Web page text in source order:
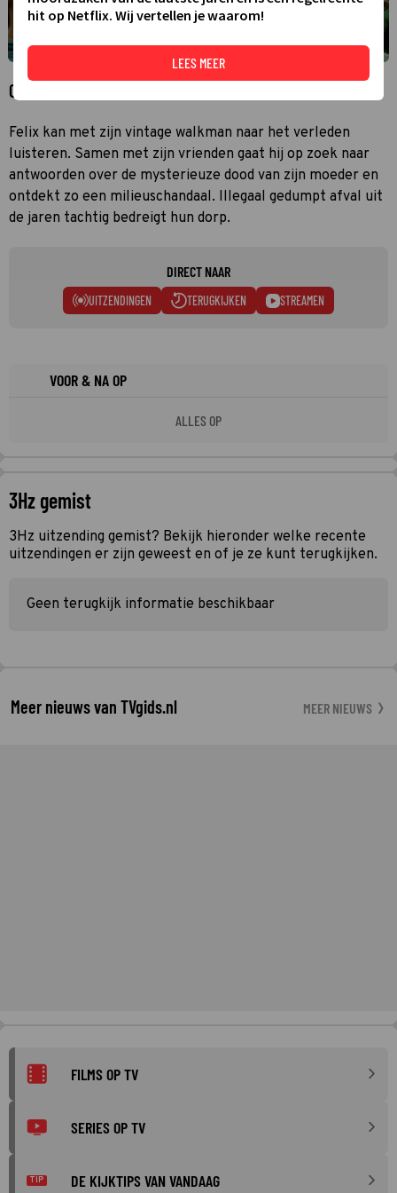
Over 3Hz
Felix kan met zijn vintage walkman naar het verleden
luisteren. Samen met zijn vrienden gaat hij op zoek naar
antwoorden over de mysterieuze dood van zijn moeder en
ontdekt zo een milieuschandaal. Illegaal gedumpt afval uit
de jaren tachtig bedreigt hun dorp.
DIRECT NAAR
UITZENDINGEN TERUGKIJKEN STREAMEN
VOOR & NA OP
ALLES OP
3Hz gemist
3Hz uitzending gemist? Bekijk hieronder welke recente
uitzendingen er zijn geweest en of je ze kunt terugkijken.
Geen terugkijk informatie beschikbaar
Meer nieuws van TVgids.nl MEER NIEUWS
FILMS OP TV
SERIES OP TV
TIP DE KIJKTIPS VAN VANDAAG
hit op Netflix. Wij vertellen je waarom!
LEES MEER